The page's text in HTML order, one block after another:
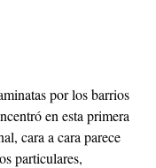
por los barrios
en esta primera
cara a cara parece
particulares,